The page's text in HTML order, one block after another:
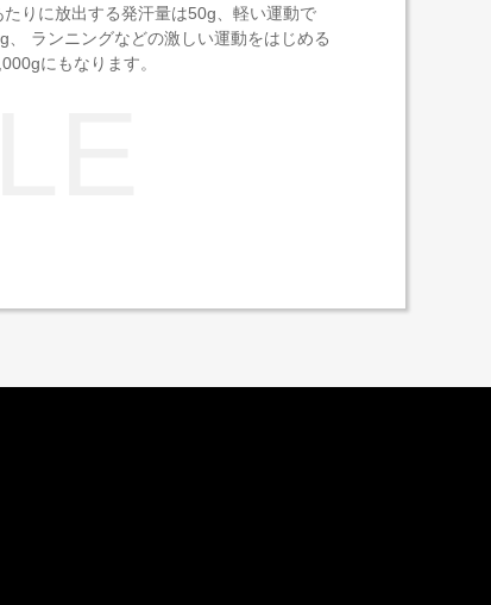
たりに放出する発汗量は50g、軽い運動で
、 ランニングなどの激しい運動をはじめる
にもなります。